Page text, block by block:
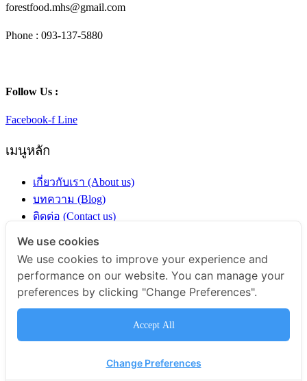
forestfood.mhs@gmail.com
Phone : 093-137-5880
Follow Us :
Facebook-f Line
เมนูหลัก
เกี่ยวกับเรา (About us)
บทความ (Blog)
ติดต่อ (Contact us)
หมวดหมู่สินค้า
ผงสมุนไพร
ข้าว ธัญพืช และนำ้มัน
We use cookies
We use cookies to improve your experience and
performance on our website. You can manage your
preferences by clicking "Change Preferences".
Accept All
Change Preferences